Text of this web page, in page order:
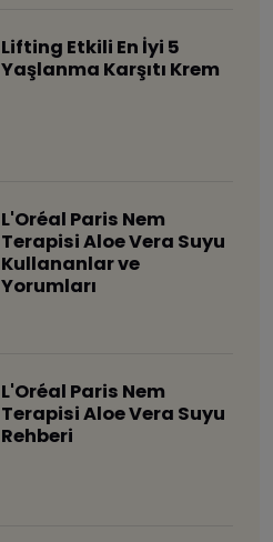
Lifting Etkili En İyi 5
Yaşlanma Karşıtı Krem
L'Oréal Paris Nem
Terapisi Aloe Vera Suyu
Kullananlar ve
Yorumları
L'Oréal Paris Nem
Terapisi Aloe Vera Suyu
Rehberi